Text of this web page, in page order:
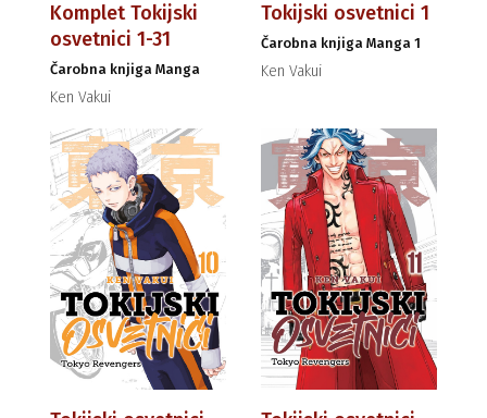
Komplet Tokijski
osvetnici 1-31
Čarobna knjiga Manga
Ken Vakui
Tokijski osvetnici 1
Čarobna knjiga Manga 1
Ken Vakui